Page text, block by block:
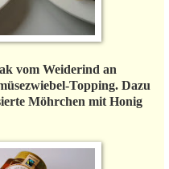
vom Weiderind an
Topping. Dazu
Möhrchen mit Honig